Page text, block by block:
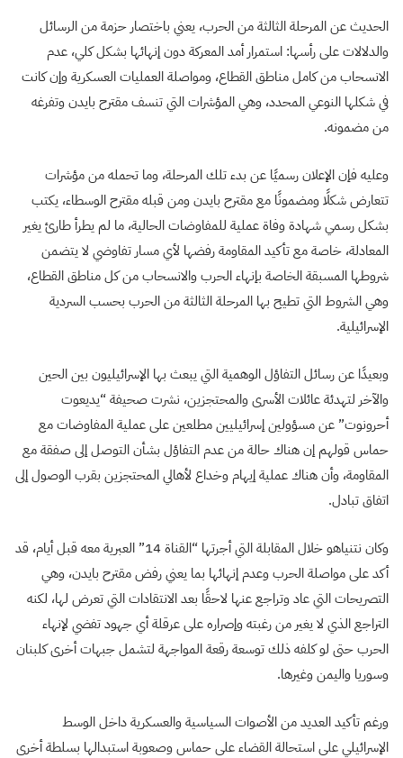
الحديث عن المرحلة الثالثة من الحرب، يعني باختصار حزمة من الرسائل
والدلالات على رأسها: استمرار أمد المعركة دون إنهائها بشكل كلي، عدم
الانسحاب من كامل مناطق القطاع، ومواصلة العمليات العسكرية وإن كانت
في شكلها النوعي المحدد، وهي المؤشرات التي تنسف مقترح بايدن وتفرغه
من مضمونه.
وعليه فإن الإعلان رسميًا عن بدء تلك المرحلة، وما تحمله من مؤشرات
تتعارض شكلًا ومضمونًا مع مقترح بايدن ومن قبله مقترح الوسطاء، يكتب
بشكل رسمي شهادة وفاة عملية للمفاوضات الحالية، ما لم يطرأ طارئ يغير
المعادلة، خاصة مع تأكيد المقاومة رفضها لأي مسار تفاوضي لا يتضمن
شروطها المسبقة الخاصة بإنهاء الحرب والانسحاب من كل مناطق القطاع،
وهي الشروط التي تطيح بها المرحلة الثالثة من الحرب بحسب السردية
الإسرائيلية.
وبعيدًا عن رسائل التفاؤل الوهمية التي يبعث بها الإسرائيليون بين الحين
والآخر لتهدئة عائلات الأسرى والمحتجزين، نشرت صحيفة “يديعوت
أحرونوت” عن مسؤولين إسرائيليين مطلعين على عملية المفاوضات مع
حماس قولهم إن هناك حالة من عدم التفاؤل بشأن التوصل إلى صفقة مع
المقاومة، وأن هناك عملية إيهام وخداع لأهالي المحتجزين بقرب الوصول إلى
اتفاق تبادل.
وكان نتنياهو خلال المقابلة التي أجرتها “القناة 14” العبرية معه قبل أيام، قد
أكد على مواصلة الحرب وعدم إنهائها بما يعني رفض مقترح بايدن، وهي
التصريحات التي عاد وتراجع عنها لاحقًا بعد الانتقادات التي تعرض لها، لكنه
التراجع الذي لا يغير من رغبته وإصراره على عرقلة أي جهود تفضي لإنهاء
الحرب حتى لو كلفه ذلك توسعة رقعة المواجهة لتشمل جبهات أخرى كلبنان
وسوريا واليمن وغيرها.
ورغم تأكيد العديد من الأصوات السياسية والعسكرية داخل الوسط
الإسرائيلي على استحالة القضاء على حماس وصعوبة استبدالها بسلطة أخرى